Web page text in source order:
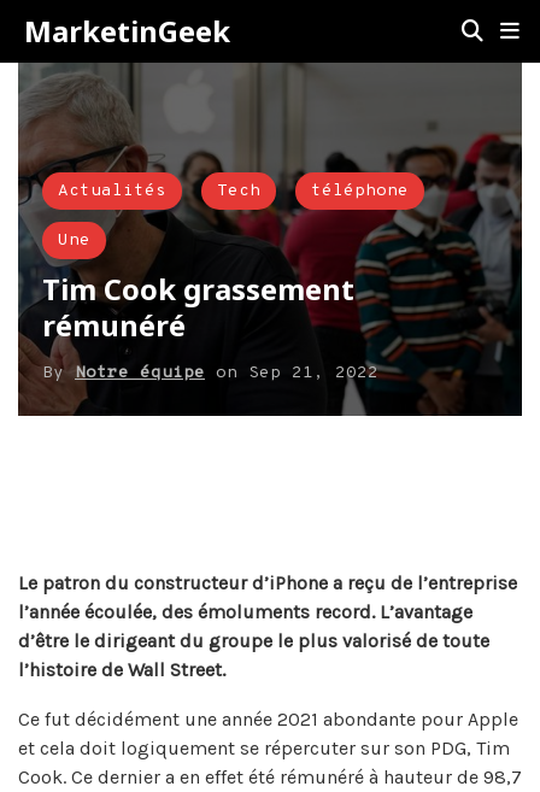
MarketinGeek
Actualités Tech téléphone
Une
Tim Cook grassement
rémunéré
By Notre équipe on Sep 21, 2022
Le patron du constructeur d’iPhone a reçu de l’entreprise
l’année écoulée, des émoluments record. L’avantage
d’être le dirigeant du groupe le plus valorisé de toute
l’histoire de Wall Street.
Ce fut décidément une année 2021 abondante pour Apple
et cela doit logiquement se répercuter sur son PDG, Tim
Cook. Ce dernier a en effet été rémunéré à hauteur de 98,7